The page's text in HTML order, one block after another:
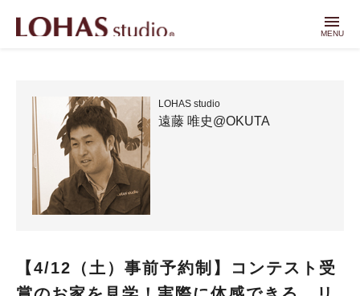
menu
MENU
LOHAS studio
遠藤 唯史@OKUTA
【4/12（土）事前予約制】コンテスト受